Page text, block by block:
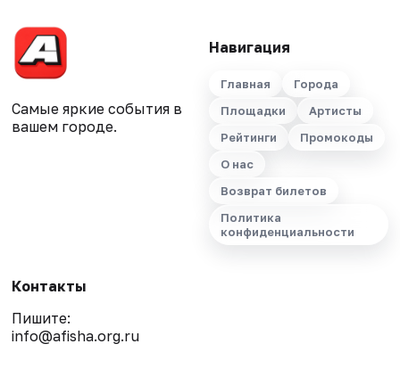
Самые яркие события в
вашем городе.
Навигация
Главная
Города
Площадки
Артисты
Рейтинги
Промокоды
О нас
Возврат билетов
Политика
конфиденциальности
Контакты
Пишите:
info@afisha.org.ru